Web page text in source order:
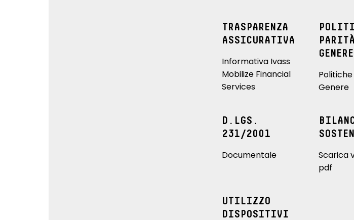
TRASPARENZA
ASSICURATIVA
Informativa Ivass
Mobilize Financial
Services
GENERE
Genere
D.LGS.
231/2001
Documentale
Scarica
pdf
UTILIZZO
DISPOSITIVI